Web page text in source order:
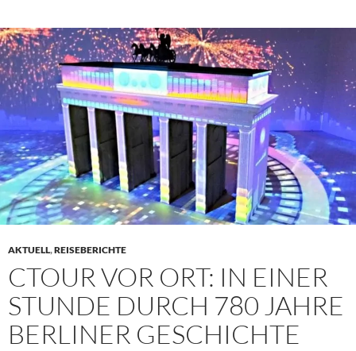
AKTUELL,REISEBERICHTE
CTOUR VOR ORT: IN EINER
STUNDE DURCH 780 JAHRE
BERLINER GESCHICHTE